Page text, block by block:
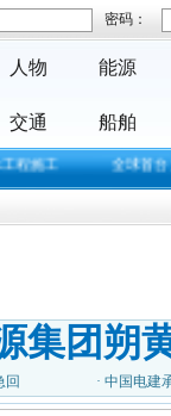
密码：
人物 能源
交通 船舶
全球首台无人驾驶
集团朔
回 · 中国电建